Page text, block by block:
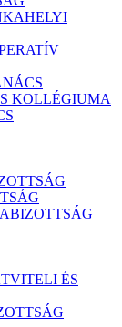
KOLLÉGIUMA
ÉS